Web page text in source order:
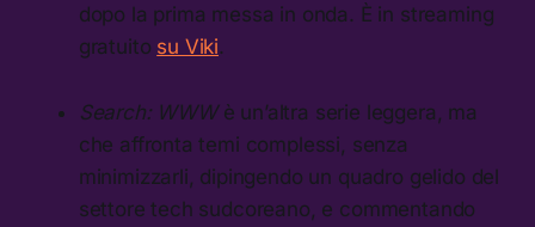
dopo la prima messa in onda. È in streaming
gratuito su Viki.
Search: WWW è un’altra serie leggera, ma
che affronta temi complessi, senza
minimizzarli, dipingendo un quadro gelido del
settore tech sudcoreano, e commentando